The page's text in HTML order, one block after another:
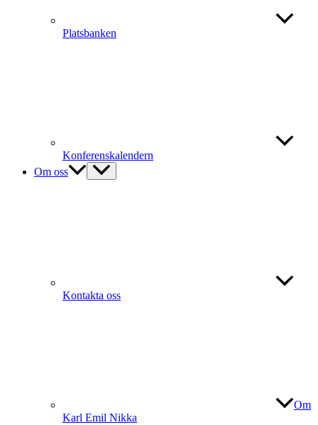
Platsbanken
Konferenskalendern
Om oss
Kontakta oss
Om
Karl Emil Nikka